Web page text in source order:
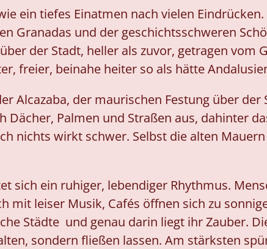
ein tiefes Einatmen nach vielen Eindrücken.
Granadas und der geschichtsschweren
der Stadt, heller als zuvor, getragen vom
freier, beinahe heiter so als hätte
Alcazaba, der maurischen Festung über
Dächer, Palmen und Straßen aus, dahinter
nichts wirkt schwer. Selbst die alten
sich ein ruhiger, lebendiger Rhythmus.
mit leiser Musik, Cafés öffnen sich zu
Städte und genau darin liegt ihr Zauber.
sondern fließen lassen. Am stärksten